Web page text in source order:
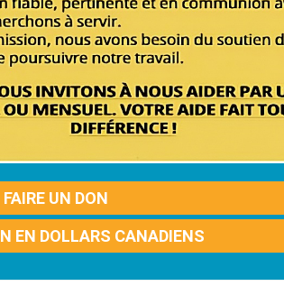
FAIRE UN DON
EN DOLLARS CANADIENS